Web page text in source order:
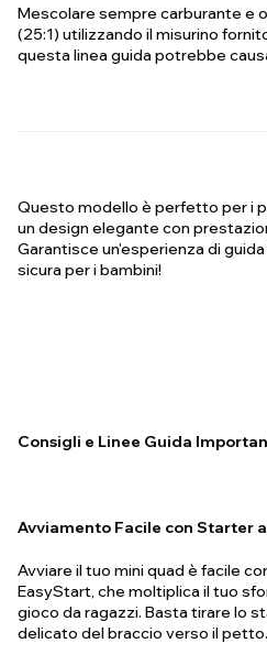
Mescolare sempre carburante e
(25:1) utilizzando il misurino
questa linea guida potrebbe
Questo modello è perfetto per i
un design elegante con
Garantisce un'esperienza di
sicura per i bambini!
Consigli e Linee Guida
Avviamento Facile con Starter
Avviare il tuo mini quad è facile
EasyStart, che moltiplica il tuo
gioco da ragazzi. Basta tirare lo
delicato del braccio verso il petto.